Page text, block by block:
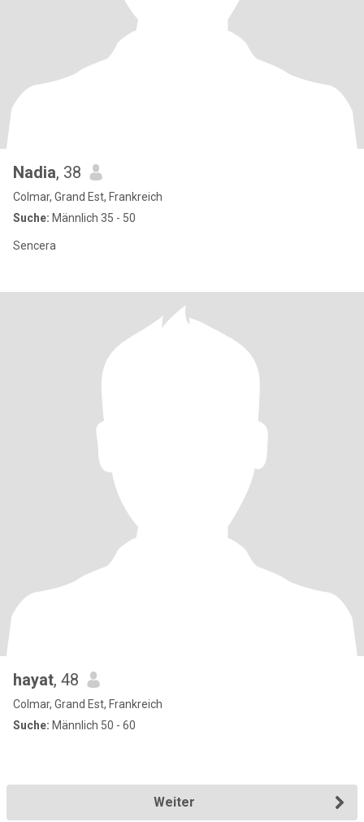
Nadia, 38
Colmar, Grand Est, Frankreich
Suche: Männlich 35 - 50
Sencera
hayat, 48
Colmar, Grand Est, Frankreich
Suche: Männlich 50 - 60
Weiter